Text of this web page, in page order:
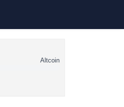
Altcoin